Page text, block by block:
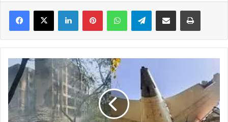
Facebook
X LinkedInPinterestWhatsAppTelegramShare via Email Print
अहमदाबाद
लंदन
जा
रहा
विमान